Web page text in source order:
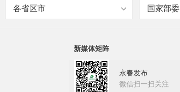
各省区市 国家部委
新媒体矩阵
永春发布
微信扫一扫关注